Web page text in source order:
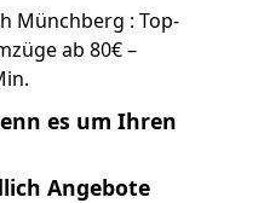
Münchberg : Top-
ab 80€ –
es um Ihren
Angebote